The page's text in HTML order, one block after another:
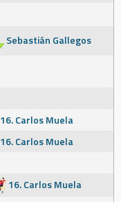
Sebastián Gallegos
16. Carlos Muela
16. Carlos Muela
16. Carlos Muela